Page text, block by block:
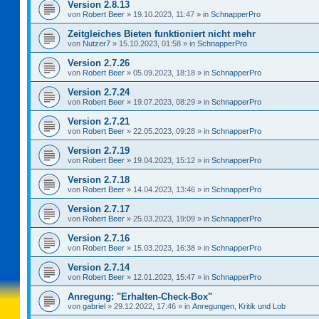
Version 2.8.13
von Robert Beer » 19.10.2023, 11:47 » in SchnapperPro
Zeitgleiches Bieten funktioniert nicht mehr
von Nutzer7 » 15.10.2023, 01:58 » in SchnapperPro
Version 2.7.26
von Robert Beer » 05.09.2023, 18:18 » in SchnapperPro
Version 2.7.24
von Robert Beer » 19.07.2023, 08:29 » in SchnapperPro
Version 2.7.21
von Robert Beer » 22.05.2023, 09:28 » in SchnapperPro
Version 2.7.19
von Robert Beer » 19.04.2023, 15:12 » in SchnapperPro
Version 2.7.18
von Robert Beer » 14.04.2023, 13:46 » in SchnapperPro
Version 2.7.17
von Robert Beer » 25.03.2023, 19:09 » in SchnapperPro
Version 2.7.16
von Robert Beer » 15.03.2023, 16:38 » in SchnapperPro
Version 2.7.14
von Robert Beer » 12.01.2023, 15:47 » in SchnapperPro
Anregung: "Erhalten-Check-Box"
von gabriel » 29.12.2022, 17:46 » in Anregungen, Kritik und Lob